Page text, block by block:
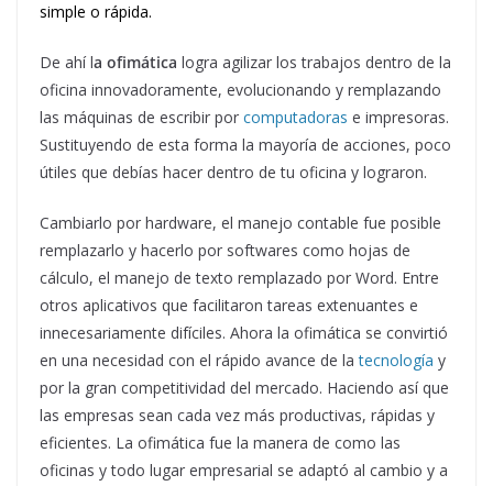
simple o rápida.
De ahí la ofimática logra agilizar los trabajos dentro de la
oficina innovadoramente, evolucionando y remplazando
las máquinas de escribir por computadoras e impresoras.
Sustituyendo de esta forma la mayoría de acciones, poco
útiles que debías hacer dentro de tu oficina y lograron.
Cambiarlo por hardware, el manejo contable fue posible
remplazarlo y hacerlo por softwares como hojas de
cálculo, el manejo de texto remplazado por Word. Entre
otros aplicativos que facilitaron tareas extenuantes e
innecesariamente difíciles. Ahora la ofimática se convirtió
en una necesidad con el rápido avance de latecnología y
por la gran competitividad del mercado. Haciendo así que
las empresas sean cada vez más productivas, rápidas y
eficientes. La ofimática fue la manera de como las
oficinas y todo lugar empresarial se adaptó al cambio y a